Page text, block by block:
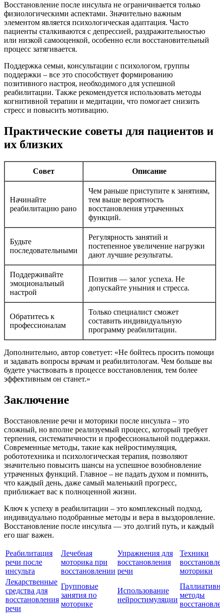
Восстановление после инсульта не ограничивается только
физиологическими аспектами. Значительно важным
элементом является психологическая адаптация. Часто
пациенты сталкиваются с депрессией, раздражительностью
или низкой самооценкой, особенно если восстановительный
процесс затягивается.
Поддержка семьи, консультации с психологом, группы
поддержки – все это способствует формированию
позитивного настроя, необходимого для успешной
реабилитации. Также рекомендуется использовать методы
когнитивной терапии и медитации, что помогает снизить
стресс и повысить мотивацию.
Практические советы для пациентов и
их близких
Совет Описание
Начинайте
реабилитацию рано
Чем раньше приступите к занятиям,
тем выше вероятность
восстановления утраченных
функций.
Будьте
последовательными
Регулярность занятий и
постепенное увеличение нагрузки
дают лучшие результаты.
Поддерживайте
эмоциональный
настрой
Позитив — залог успеха. Не
допускайте уныния и стресса.
Обратитесь к
профессионалам
Только специалист сможет
составить индивидуальную
программу реабилитации.
Дополнительно, автор советует: «Не бойтесь просить помощи
и задавать вопросы врачам и реабилитологам. Чем больше вы
будете участвовать в процессе восстановления, тем более
эффективным он станет.»
Заключение
Восстановление речи и моторики после инсульта – это
сложный, но вполне реализуемый процесс, который требует
терпения, систематичности и профессиональной поддержки.
Современные методы, такие как нейростимуляция,
робототехника и психологическая терапия, позволяют
значительно повысить шансы на успешное возобновление
утраченных функций. Главное – не падать духом и помнить,
что каждый день, даже самый маленький прогресс,
приближает вас к полноценной жизни.
Ключ к успеху в реабилитации – это комплексный подход,
индивидуально подобранные методы и вера в выздоровление.
Восстановление после инсульта — это долгий путь, и каждый
его шаг важен.
Реабилитация
речи после
инсульта
Лечебная
моторика при
восстановлении
Упражнения для
восстановления
речи
Техники
моторики
Лекарственные
средства для
восстановления
речи
Групповые
занятия по
моторике
Использование
нейростимуляции
методы